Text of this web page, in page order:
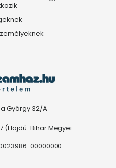
György 32/A
(Hajdú-Bihar Megyei
00000000